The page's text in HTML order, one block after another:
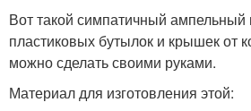
Вот такой симпатичный ампельный
пластиковых бутылок и крышек от
можно сделать своими руками.
Материал для изготовления этой: